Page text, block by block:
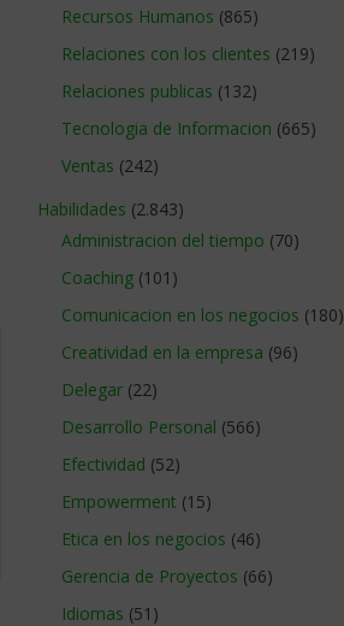
Recursos Humanos (865)
Relaciones con los clientes (219)
Relaciones publicas (132)
Tecnologia de Informacion (665)
Ventas (242)
Habilidades (2.843)
Administracion del tiempo (70)
Coaching (101)
Comunicacion en los negocios (180)
Creatividad en la empresa (96)
Delegar (22)
Desarrollo Personal (566)
Efectividad (52)
Empowerment (15)
Etica en los negocios (46)
Gerencia de Proyectos (66)
Idiomas (51)